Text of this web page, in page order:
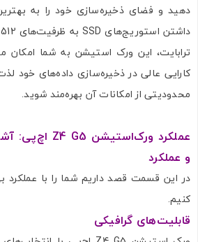
دهید و فضای ذخیره‌سازی خود را به
ترابایت، این ورک استیشن به شما امکان
کارایی عالی در ذخیره‌سازی داده‌های خود
محدودیتی از امکانات آن بهره‌مند شوید.
عملکرد ورک‌استیشن
اچ‌پی:
و عملکرد
در این قسمت قصد داریم شما را با
کنیم.
قابلیت‌های گرافیکی